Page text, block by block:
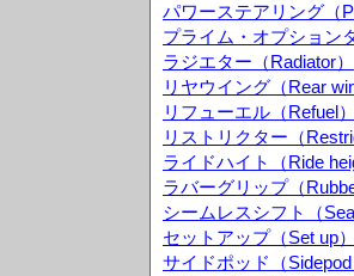
パワーステアリング（
プライム・オプション
ラジエター（Radiator）
リヤウイング（Rear
リフューエル（Refuel）
リストリクター（
ライドハイト（Ride
ラバーグリップ（
シームレスシフト（
セットアップ（Set up）
サイドポッド（Sidepod